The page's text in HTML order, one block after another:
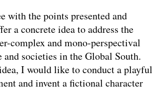
with the points presented and
a concrete idea to address the
complex and mono-perspectival
and societies in the Global South.
I would like to conduct a playful
and invent a fictional character